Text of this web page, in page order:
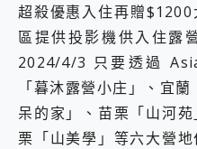
超殺優惠入住再贈
區提供投影機供入住露
2024/4/3 只要透過
「暮沐露營小庄」、宜
呆的家」、苗栗「山河
栗「山美學」等六大營